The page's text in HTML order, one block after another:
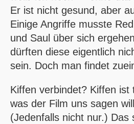
Er ist nicht gesund, aber
Einige Angriffe musste
und Saul über sich
dürften diese eigentlich
sein. Doch man findet
Kiffen verbindet? Kiffen ist
was der Film uns sagen
(Jedenfalls nicht nur.) Das